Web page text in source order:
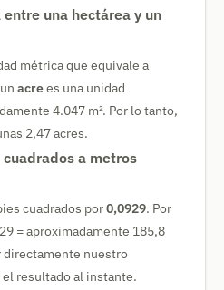
una hectárea y un
métrica que equivale a
acrees una unidad
4.047 m². Por lo tanto,
2,47 acres.
a metros
cuadrados por0,0929. Por
= aproximadamente 185,8
directamente nuestro
resultado al instante.